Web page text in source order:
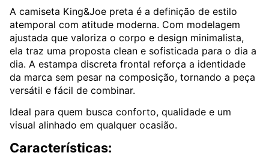
A camiseta King&Joe preta é a definição de estilo
atemporal com atitude moderna. Com modelagem
ajustada que valoriza o corpo e design minimalista,
ela traz uma proposta clean e sofisticada para o dia a
dia. A estampa discreta frontal reforça a identidade
da marca sem pesar na composição, tornando a peça
versátil e fácil de combinar.
Ideal para quem busca conforto, qualidade e um
visual alinhado em qualquer ocasião.
Características: